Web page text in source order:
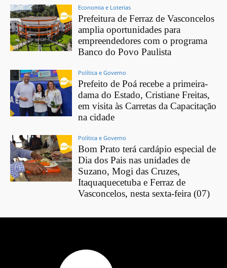
Economia e Loterias
Prefeitura de Ferraz de Vasconcelos
amplia oportunidades para
empreendedores com o programa
Banco do Povo Paulista
Política e Governo
Prefeito de Poá recebe a primeira-
dama do Estado, Cristiane Freitas,
em visita às Carretas da Capacitação
na cidade
Política e Governo
Bom Prato terá cardápio especial de
Dia dos Pais nas unidades de
Suzano, Mogi das Cruzes,
Itaquaquecetuba e Ferraz de
Vasconcelos, nesta sexta-feira (07)